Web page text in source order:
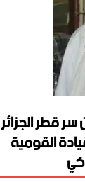
قطر الجزائر
القومية